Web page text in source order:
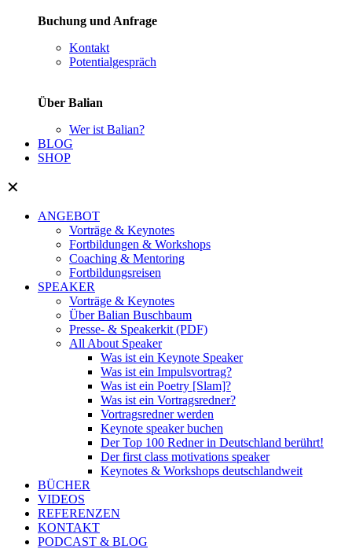
Buchung und Anfrage
Kontakt
Potentialgespräch
Über Balian
Wer ist Balian?
BLOG
SHOP
✕
ANGEBOT
Vorträge & Keynotes
Fortbildungen & Workshops
Coaching & Mentoring
Fortbildungsreisen
SPEAKER
Vorträge & Keynotes
Über Balian Buschbaum
Presse- & Speakerkit (PDF)
All About Speaker
Was ist ein Keynote Speaker
Was ist ein Impulsvortrag?
Was ist ein Poetry [Slam]?
Was ist ein Vortragsredner?
Vortragsredner werden
Keynote speaker buchen
Der Top 100 Redner in Deutschland berührt!
Der first class motivations speaker
Keynotes & Workshops deutschlandweit
BÜCHER
VIDEOS
REFERENZEN
KONTAKT
PODCAST & BLOG